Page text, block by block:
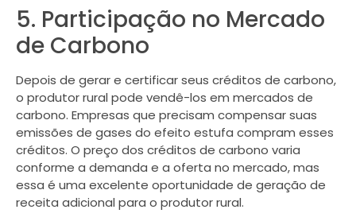
5. Participação no Mercado
de Carbono
Depois de gerar e certificar seus créditos de carbono,
o produtor rural pode vendê-los em mercados de
carbono. Empresas que precisam compensar suas
emissões de gases do efeito estufa compram esses
créditos. O preço dos créditos de carbono varia
conforme a demanda e a oferta no mercado, mas
essa é uma excelente oportunidade de geração de
receita adicional para o produtor rural.